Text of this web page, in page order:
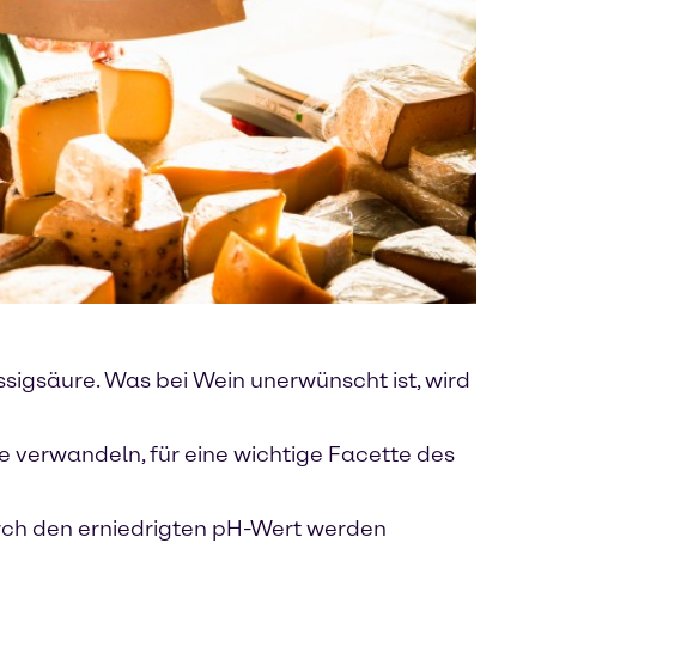
Was bei Wein unerwünscht ist, wird
verwandeln, für eine wichtige Facette des
den erniedrigten pH-Wert werden